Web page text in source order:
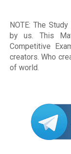
NOTE: The
by us. This
Competitive
creators. Who
of world